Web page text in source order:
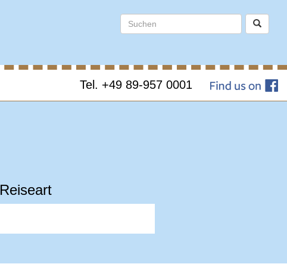
Tel. +49 89-957 0001
Reiseart